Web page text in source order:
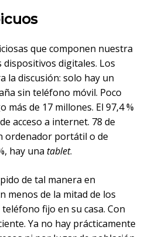
que componen nuestra
digitales. Los
la discusión: solo hay un
sin teléfono móvil. Poco
más de 17 millones. El 97,4 %
acceso a internet. 78 de
ordenador portátil o de
hay una tablet.
de tal manera en
menos de la mitad de los
fijo en su casa. Con
Ya no hay prácticamente